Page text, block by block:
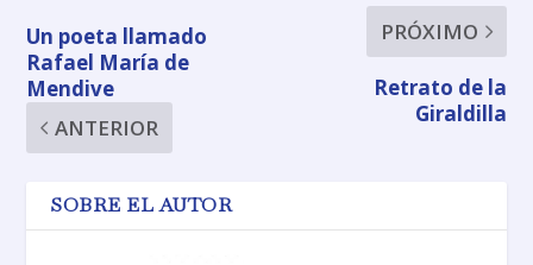
Un poeta llamado
Rafael María de
Mendive
ANTERIOR
PRÓXIMO
Retrato de la
Giraldilla
SOBRE EL AUTOR